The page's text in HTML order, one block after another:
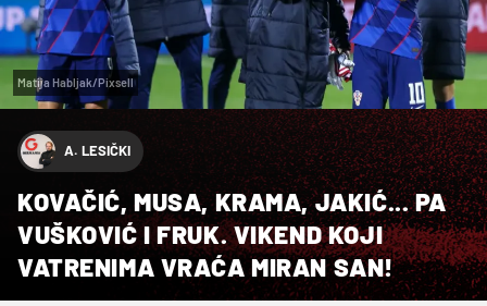
Matija Habljak/Pixsell
A. LESIČKI
KOVAČIĆ, MUSA, KRAMA, JAKIĆ... PA
VUŠKOVIĆ I FRUK. VIKEND KOJI
VATRENIMA VRAĆA MIRAN SAN!